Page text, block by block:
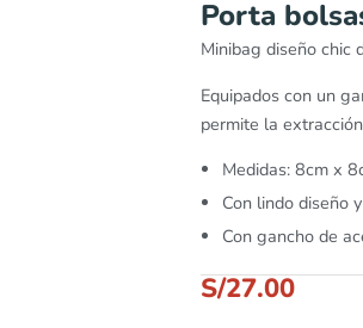
Porta
Minibag diseño chic
Equipados con un
permite la
Medidas: 8cm x
Con lindo diseño
Con gancho de
S/27.00